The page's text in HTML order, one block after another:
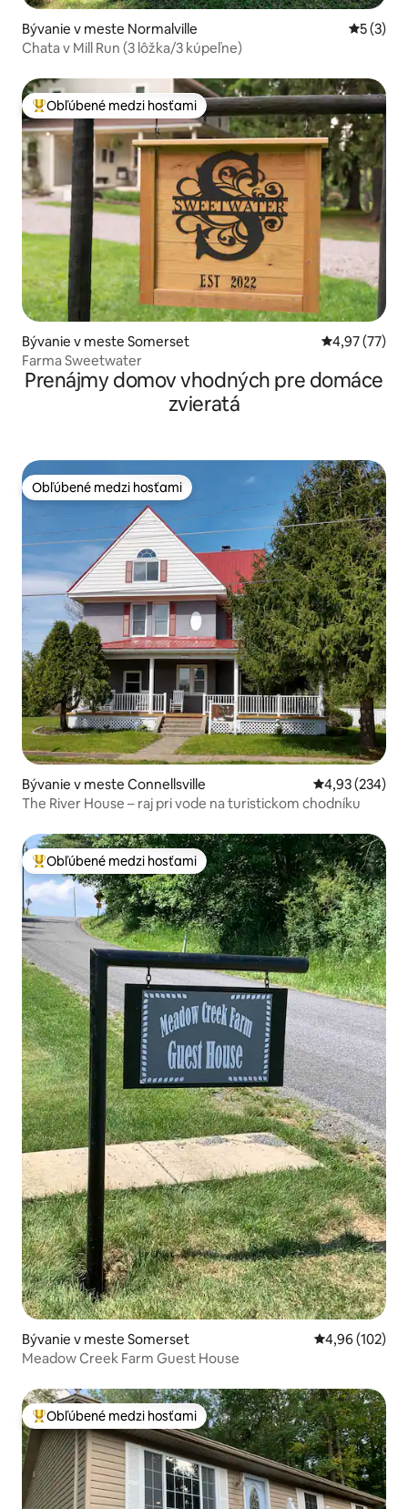
Bývanie v meste Normalville
5 (3)
Chata v Mill Run (3 lôžka/3 kúpeľne)
Najobľúbenejšie medzi hosťami
Obľúbené medzi hosťami
Bývanie v meste Somerset Priemerné
4,97 (77)
Farma Sweetwater
Prenájmy domov vhodných pre domáce
zvieratá
Obľúbené medzi hosťami
Obľúbené medzi hosťami
Bývanie v meste Connellsville Priemerné
4,93 (234)
The River House – raj pri vode na turistickom chodníku
Najobľúbenejšie medzi hosťami
Obľúbené medzi hosťami
Bývanie v meste Somerset Priemerné
4,96 (102)
Meadow Creek Farm Guest House
Najobľúbenejšie medzi hosťami
Obľúbené medzi hosťami